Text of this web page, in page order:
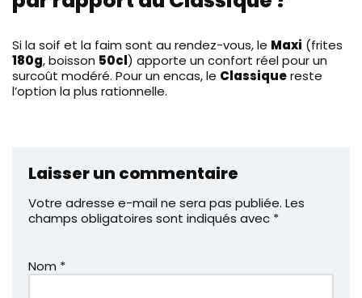
Si la soif et la faim sont au rendez-vous, le Maxi (frites
180g, boisson 50cl) apporte un confort réel pour un
surcoût modéré. Pour un encas, le Classiquereste
l’option la plus rationnelle.
Laisser un commentaire
Votre adresse e-mail ne sera pas publiée. Les
champs obligatoires sont indiqués avec *
Nom *